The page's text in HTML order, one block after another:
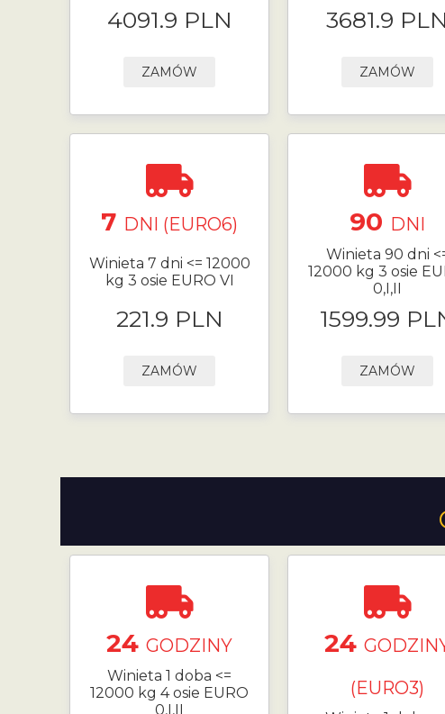
4091.9 PLN
ZAMÓW
3681.9 PLN
ZAMÓW
7 DNI (EURO6)
Winieta 7 dni <= 12000
kg 3 osie EURO VI
221.9 PLN
ZAMÓW
90 DNI
Winieta 90 dni
12000 kg 3 osie
0,I,II
1599.99
ZAMÓW
24GODZINY
Winieta 1 doba <=
12000 kg 4 osie EURO
0,I,II
24
(EURO3)